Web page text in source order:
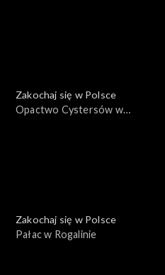
Zakochaj się w Polsce
Opactwo Cystersów w
Zakochaj się w Polsce
Pałac w Rogalinie